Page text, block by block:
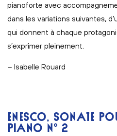
pianoforte avec
dans les variations suivantes,
qui donnent à chaque
s’exprimer pleinement.
– Isabelle Rouard
ENESCO, SONATE
PIANO N° 2